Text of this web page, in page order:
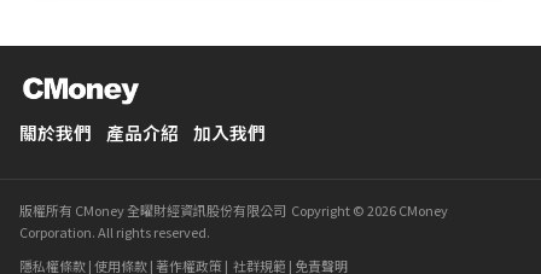
關於我們 產品介紹 加入我們
版權所有 CMoney 全曜財經資訊股份有限公司 Copyright © 2026 CMoney
Corporation. All rights reserved.
隱私權條款|使用條款| 著作權政策| 社群規範 | 免責聲明